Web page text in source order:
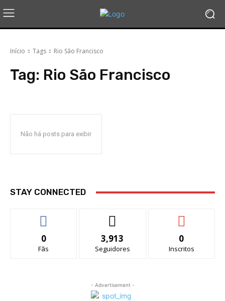
Início Tags Rio São Francisco
Tag: Rio São Francisco
Não há posts para exibir
STAY CONNECTED
0
Fãs
3,913
Seguidores
0
Inscritos
- Advertisement -